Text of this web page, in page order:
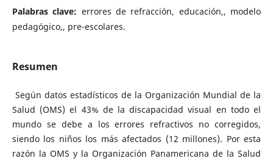
Palabras clave: errores de refracción, educación,, modelo
pedagógico,, pre-escolares.
Resumen
Según datos estadísticos de la Organización Mundial de la
Salud (OMS) el 43% de la discapacidad visual en todo el
mundo se debe a los errores refractivos no corregidos,
siendo los niños los más afectados (12 millones). Por esta
razón la OMS y la Organización Panamericana de la Salud